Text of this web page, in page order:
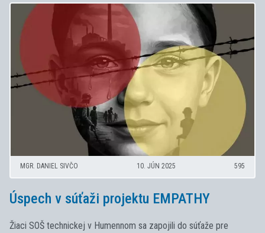
Úspech v súťaži projektu EMPATHY
MGR. DANIEL SIVČO 10. JÚN 2025 595
Žiaci SOŠ technickej v Humennom sa zapojili do súťaže pre